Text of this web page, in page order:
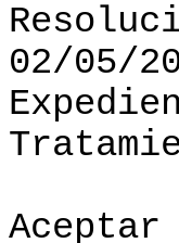
02/05/